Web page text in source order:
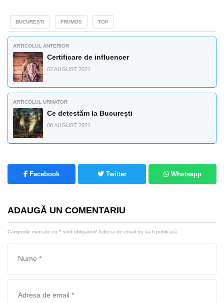
BUCUREȘTI FRUMOS TOP
ARTICOLUL ANTERIOR
Certificare de influencer
02 AUGUST 2021
ARTICOLUL URMATOR
Ce detestăm la București
08 AUGUST 2021
Facebook Twitter Whatsapp
ADAUGĂ UN COMENTARIU
Câmpurile marcate cu * sunt obligatorii! Adresa de email nu va fi publicată.